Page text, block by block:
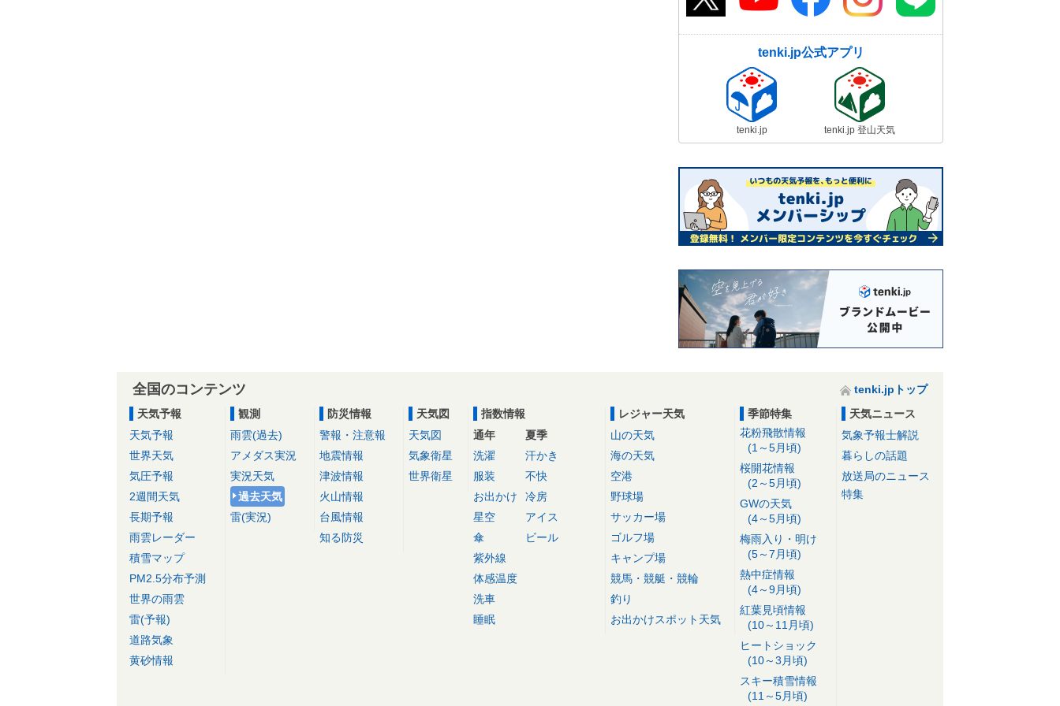
tenki.jp公式アプリ
tenki.jp tenki.jp 登山天気
全国のコンテンツ
tenki.jpトップ
天気予報
天気予報
世界天気
気圧予報
2週間天気
長期予報
雨雲レーダー
積雪マップ
PM2.5分布予測
世界の雨雲
雷(予報)
道路気象
黄砂情報
観測
雨雲(過去)
アメダス実況
実況天気
過去天気
雷(実況)
防災情報
警報・注意報
地震情報
津波情報
火山情報
台風情報
知る防災
天気図
天気図
気象衛星
世界衛星
指数情報
通年
洗濯
服装
お出かけ
星空
傘
紫外線
体感温度
洗車
睡眠
夏季
汗かき
不快
冷房
アイス
ビール
レジャー天気
山の天気
海の天気
空港
野球場
サッカー場
ゴルフ場
キャンプ場
競馬・競艇・競輪
釣り
お出かけスポット天気
季節特集
花粉飛散情報
(1～5月頃)
桜開花情報
(2～5月頃)
GWの天気
(4～5月頃)
梅雨入り・明け
(5～7月頃)
熱中症情報
(4～9月頃)
紅葉見頃情報
(10～11月頃)
ヒートショック
(10～3月頃)
スキー積雪情報
(11～5月頃)
天気ニュース
気象予報士解説
暮らしの話題
放送局のニュース
特集